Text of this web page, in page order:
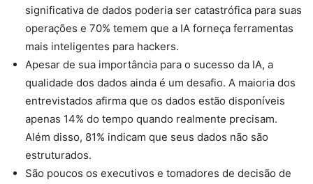
significativa de dados poderia ser catastrófica para suas
operações e 70% temem que a IA forneça ferramentas
mais inteligentes para hackers.
Apesar de sua importância para o sucesso da IA, a
qualidade dos dados ainda é um desafio. A maioria dos
entrevistados afirma que os dados estão disponíveis
apenas 14% do tempo quando realmente precisam.
Além disso, 81% indicam que seus dados não são
estruturados.
São poucos os executivos e tomadores de decisão de